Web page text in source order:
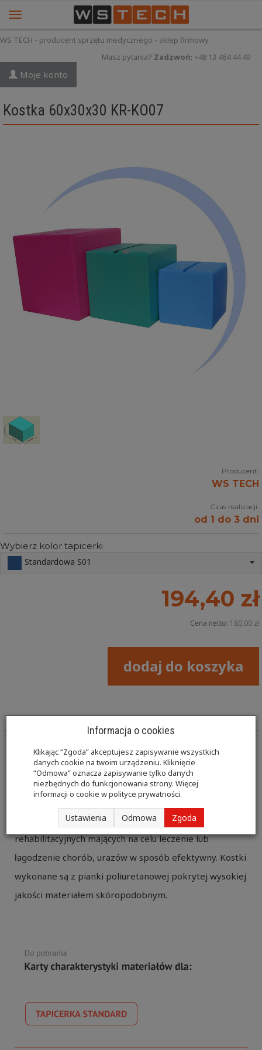
WS TECH - producent sprzętu medycznego - sklep firmowy
Masz pytania? Zadzwoń: +48 13 464 44 49
Moje konto
Kostka 60x30x30 KR-KO07
Producent:
WS TECH
Czas realizacji:
od 1 do 3 dni
Wybierz kolor tapicerki
Standardowa S01
194,40 zł
Cena netto: 180,00 zł
dodaj do koszyka
Kostka KR-KO07 60x30x30 długość x szerokość x
wysokość w cm.
Kształtki rehabilitacyjne w tym kostki przeznaczone są
do wykonywania ćwiczeń oraz zabiegów
rehabilitacyjnych mających na celu leczenie lub
łagodzenie chorób, urazów w sposób efektywny. Kostki
wykonane są z pianki poliuretanowej pokrytej wysokiej
jakości materiałem skóropodobnym.
Informacja o cookies
Klikając “Zgoda” akceptujesz zapisywanie wszystkich
danych cookie na twoim urządzeniu. Kliknięcie
“Odmowa” oznacza zapisywanie tylko danych
niezbędnych do funkcjonowania strony. Więcej
informacji o cookie wpolityce prywatności.
Ustawienia Odmowa Zgoda